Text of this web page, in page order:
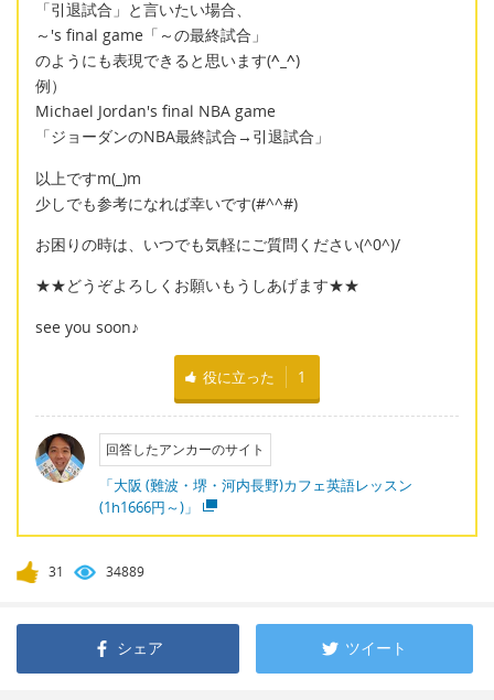
「引退試合」と言いたい場合、
～'s final game「～の最終試合」
のようにも表現できると思います(^_^)
例）
Michael Jordan's final NBA game
「ジョーダンのNBA最終試合→引退試合」
以上ですm(_)m
少しでも参考になれば幸いです(#^^#)
お困りの時は、いつでも気軽にご質問ください(^0^)/
★★どうぞよろしくお願いもうしあげます★★
see you soon♪
役に立った 1
回答したアンカーのサイト
「大阪 (難波・堺・河内長野)カフェ英語レッスン
(1h1666円～)」
31 34889
シェア ツイート